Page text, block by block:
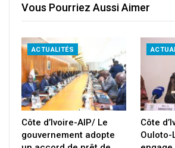
Vous Pourriez Aussi Aimer
ACTUALITÉS
Côte d’Ivoire-AIP/ Le
gouvernement adopte
Côte
Ouloto-